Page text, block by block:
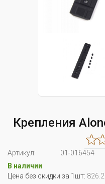
Крепления
Артикул:
01-016454
В наличии
Цена без скидки за 1шт: